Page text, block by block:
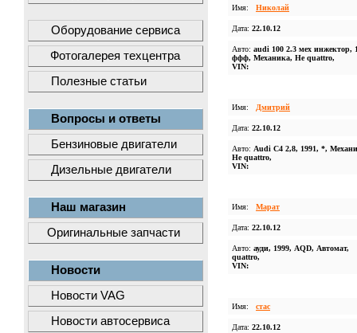
Оборудование сервиса
Фотогалерея техцентра
Полезные статьи
Вопросы и ответы
Бензиновые двигатели
Дизельные двигатели
Наш магазин
Оригинальные запчасти
Новости
Новости VAG
Новости автосервиса
Имя: Николай
Дата: 22.10.12
Авто: audi 100 2.3 мех инжектор,
ффф, Механика, Не quattro,
VIN:
Имя: Дмитрий
Дата: 22.10.12
Авто: Audi C4 2,8, 1991, *,
Не quattro,
VIN:
Имя: Марат
Дата: 22.10.12
Авто: ауди, 1999, AQD, Автомат,
quattro,
VIN:
Имя: стас
Дата: 22.10.12